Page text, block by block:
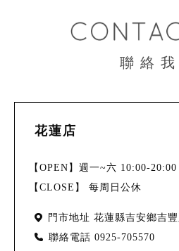
聯 絡 我
花蓮店
【OPEN】週一~六 10:00-
【CLOSE】 每周日公休
門市地址 花蓮縣吉安鄉吉
聯絡電話 0925-705570